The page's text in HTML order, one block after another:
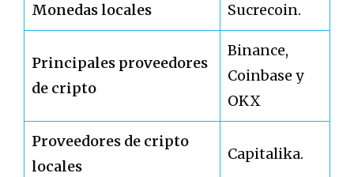
Monedas locales Sucrecoin.
Principales proveedores
de cripto
Binance,
Coinbase y
OKX
Proveedores de cripto
locales
Capitalika.